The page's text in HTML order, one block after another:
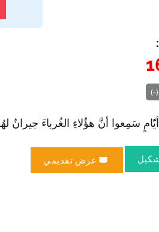
)
سَمِعوا أنَّ هؤُلاءِ الغُرباءَ جيرانٌ
عرض تقديمي